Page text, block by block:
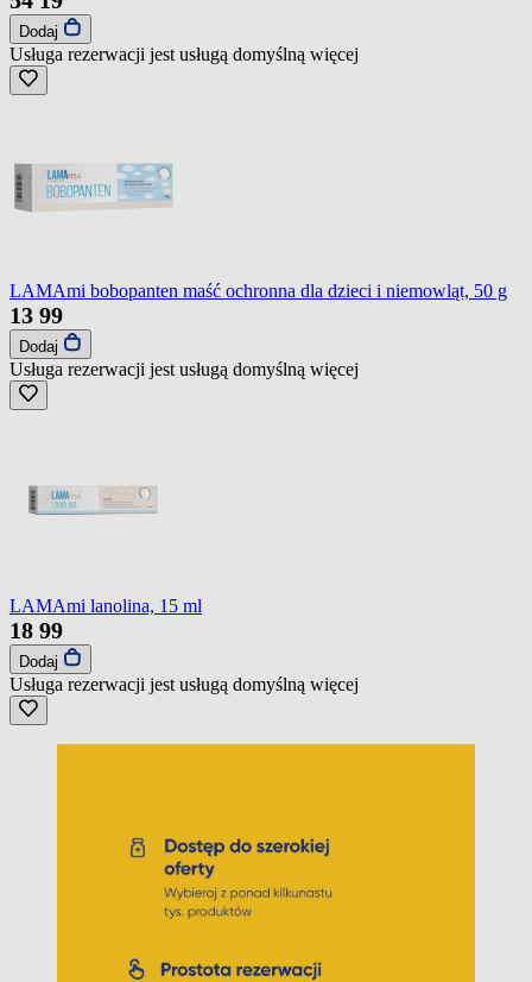
Dodaj
Usługa rezerwacji jest usługą domyślną więcej
LAMAmi bobopanten maść ochronna dla dzieci i niemowląt, 50 g
13 99
Dodaj
Usługa rezerwacji jest usługą domyślną więcej
LAMAmi lanolina, 15 ml
18 99
Dodaj
Usługa rezerwacji jest usługą domyślną więcej